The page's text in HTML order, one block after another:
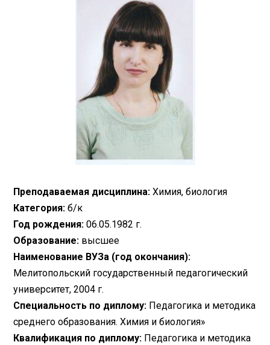
Преподаваемая дисциплина: Химия, биология
Категория: б/к
Год рождения: 06.05.1982 г.
Образование: высшее
Наименование ВУЗа (год окончания):
Мелитопольский государственный педагогический
университет, 2004 г.
Специальность по диплому: Педагогика и методика
среднего образования. Химия и биология»
Квалификация по диплому: Педагогика и методика